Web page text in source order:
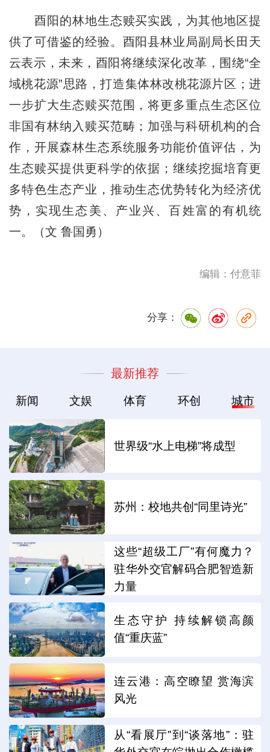
酉阳的林地生态赎买实践，为其他地区提
供了可借鉴的经验。酉阳县林业局副局长田天
云表示，未来，酉阳将继续深化改革，围绕“全
域桃花源”思路，打造集体林改桃花源片区；进
一步扩大生态赎买范围，将更多重点生态区位
非国有林纳入赎买范畴；加强与科研机构的合
作，开展森林生态系统服务功能价值评估，为
生态赎买提供更科学的依据；继续挖掘培育更
多特色生态产业，推动生态优势转化为经济优
势，实现生态美、产业兴、百姓富的有机统
一。（文 鲁国勇）
编辑：付意菲
分享：
最新推荐
新闻 文娱 体育 环创 城市
世界级“水上电梯”将成型
苏州：校地共创“同里诗光”
这些“超级工厂”有何魔力？
驻华外交官解码合肥智造新
力量
生态守护 持续解锁高颜
值“重庆蓝”
连云港：高空瞭望 赏海滨
风光
从“看展厅”到“谈落地”：驻